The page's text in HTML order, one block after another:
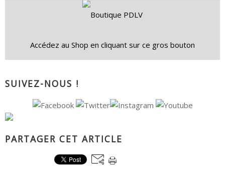
Accédez au Shop en cliquant sur ce gros bouton
SUIVEZ-NOUS !
PARTAGER CET ARTICLE